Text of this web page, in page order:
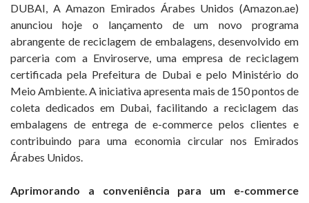
DUBAI, A Amazon Emirados Árabes Unidos (Amazon.ae)
anunciou hoje o lançamento de um novo programa
abrangente de reciclagem de embalagens, desenvolvido em
parceria com a Enviroserve, uma empresa de reciclagem
certificada pela Prefeitura de Dubai e pelo Ministério do
Meio Ambiente. A iniciativa apresenta mais de 150 pontos de
coleta dedicados em Dubai, facilitando a reciclagem das
embalagens de entrega de e-commerce pelos clientes e
contribuindo para uma economia circular nos Emirados
Árabes Unidos.
Aprimorando a conveniência para um e-commerce